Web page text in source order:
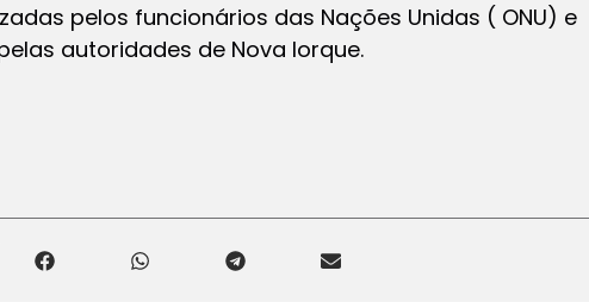
pelos funcionários das Nações Unidas ( ONU) e
autoridades de Nova Iorque.